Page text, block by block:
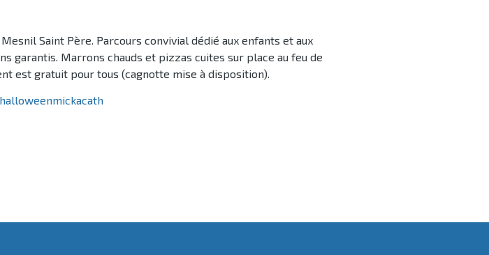
Saint Père. Parcours convivial dédié aux enfants et aux
garantis. Marrons chauds et pizzas cuites sur place au feu de
est gratuit pour tous (cagnotte mise à disposition).